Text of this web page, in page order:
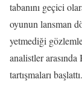
tabanını geçici
oyunun lansman
yetmediği
analistler
tartışmaları başlattı.